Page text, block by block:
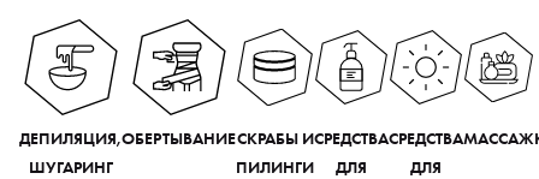
ДЕПИЛЯЦИЯ,
ШУГАРИНГ
ОБЕРТЫВАНИЕСКРАБЫ И
ПИЛИНГИ
СРЕДСТВА
ДЛЯ
СРЕДСТВА
ДЛЯ
МАССАЖ